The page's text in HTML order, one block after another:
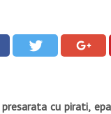
cu pirati,